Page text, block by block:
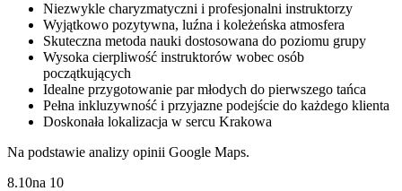
Niezwykle charyzmatyczni i profesjonalni instruktorzy
Wyjątkowo pozytywna, luźna i koleżeńska atmosfera
Skuteczna metoda nauki dostosowana do poziomu grupy
Wysoka cierpliwość instruktorów wobec osób
początkujących
Idealne przygotowanie par młodych do pierwszego tańca
Pełna inkluzywność i przyjazne podejście do każdego klienta
Doskonała lokalizacja w sercu Krakowa
Na podstawie analizy opinii Google Maps.
8.10na 10